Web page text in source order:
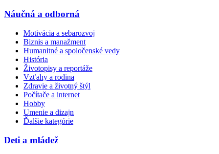
Náučná a odborná
Motivácia a sebarozvoj
Biznis a manažment
Humanitné a spoločenské vedy
História
Životopisy a reportáže
Vzťahy a rodina
Zdravie a životný štýl
Počítače a internet
Hobby
Umenie a dizajn
Ďalšie kategórie
Deti a mládež